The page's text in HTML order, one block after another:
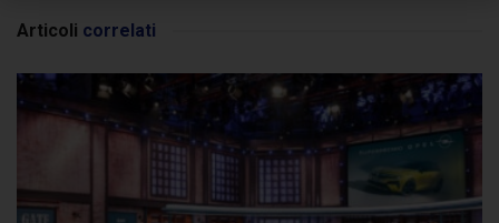
Articoli correlati